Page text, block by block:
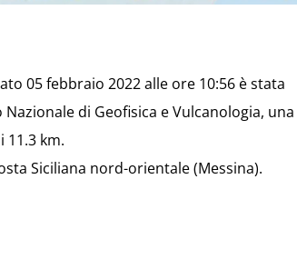
05 febbraio 2022 alle ore 10:56 è stata
di Geofisica e Vulcanologia, una
11.3 km.
Siciliana nord-orientale (Messina).